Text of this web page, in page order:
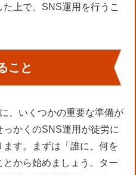
上で、SNS運用を行うこ
こと
、いくつかの重要な準備が
かくのSNS運用が徒労に
す。まずは「誰に、何を
から始めましょう。ター